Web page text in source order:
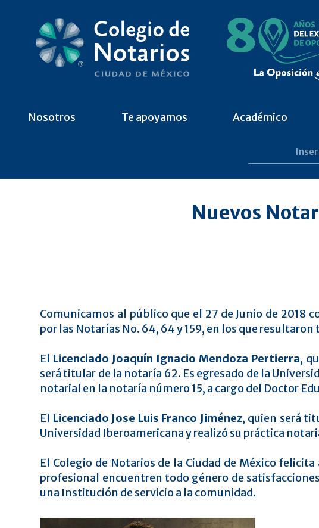
Nosotros Te apoyamos Académico
Nuevos
Comunicamos al público que el 27 de Junio de 2018
por las Notarías No. 64, 64 y 159, en los que
El Licenciado Joaquín Ignacio Mendoza Pertierra,
será titular de la notaría 62. Es egresado de la
notarial en la notaría número 15, a cargo del Doctor
El Licenciado Jose Luis Franco Jiménez, quien será
Universidad Iberoamericana y realizó su práctica
El Colegio de Notarios de la Ciudad de México
profesional encuentren todo género de
una Institución de servicio a la comunidad.